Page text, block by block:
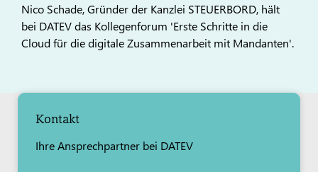
Nico Schade, Gründer der Kanzlei STEUERBORD, hält
bei DATEV das Kollegenforum 'Erste Schritte in die
Cloud für die digitale Zusammenarbeit mit Mandanten'.
Kontakt
Ihre Ansprechpartner bei DATEV